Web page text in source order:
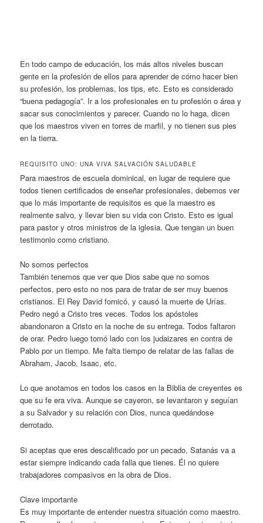
En todo campo de educación, los más altos niveles buscan
gente en la profesión de ellos para aprender de cómo hacer bien
su profesión, los problemas, los tips, etc. Esto es considerado
“buena pedagogía”. Ir a los profesionales en tu profesión o área y
sacar sus conocimientos y parecer. Cuando no lo haga, dicen
que los maestros viven en torres de marfil, y no tienen sus pies
en la tierra.
REQUISITO UNO: UNA VIVA SALVACIÓN SALUDABLE
Para maestros de escuela dominical, en lugar de requiere que
todos tienen certificados de enseñar profesionales, debemos ver
que lo más importante de requisitos es que la maestro es
realmente salvo, y llevar bien su vida con Cristo. Esto es igual
para pastor y otros ministros de la iglesia. Que tengan un buen
testimonio como cristiano.
No somos perfectos
También tenemos que ver que Dios sabe que no somos
perfectos, pero esto no nos para de tratar de ser muy buenos
cristianos. El Rey David fornicó, y causó la muerte de Urías.
Pedro negó a Cristo tres veces. Todos los apóstoles
abandonaron a Cristo en la noche de su entrega. Todos faltaron
de orar. Pedro luego tomó lado con los judaizares en contra de
Pablo por un tiempo. Me falta tiempo de relatar de las fallas de
Abraham, Jacob, Isaac, etc.
Lo que anotamos en todos los casos en la Biblia de creyentes es
que su fe era viva. Aunque se cayeron, se levantaron y seguían
a su Salvador y su relación con Dios, nunca quedándose
derrotado.
Si aceptas que eres descalificado por un pecado, Satanás va a
estar siempre indicando cada falla que tienes. Él no quiere
trabajadores compasivos en la obra de Dios.
Clave importante
Es muy importante de entender nuestra situación como maestro.